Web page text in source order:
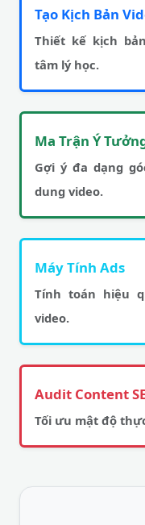
Tạo Kịch Bản
Thiết kế kịch
tâm lý học.
Ma Trận Ý
Gợi ý đa dạng
dung video.
Máy Tính Ads
Tính toán hiệu
video.
Audit Content
Tối ưu mật độ